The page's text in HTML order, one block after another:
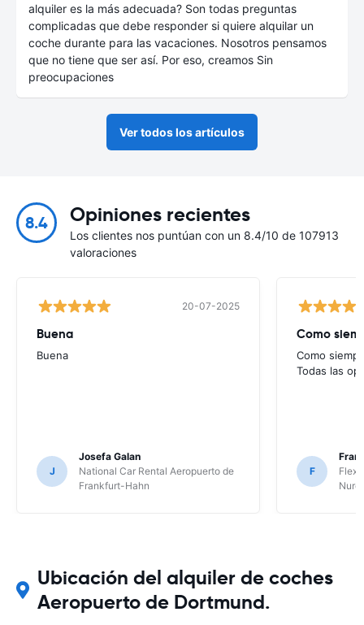
alquiler es la más adecuada? Son todas preguntas
complicadas que debe responder si quiere alquilar un
coche durante para las vacaciones. Nosotros pensamos
que no tiene que ser así. Por eso, creamos Sin
preocupaciones
Ver todos los artículos
8.4 Opiniones recientes
Los clientes nos puntúan con un 8.4/10 de 107913
valoraciones
20-07-2025
Buena
Buena
J
Josefa Galan
National Car Rental Aeropuerto de
Frankfurt-Hahn
Como
Como
Todas las
F
Flex
Ubicación del alquiler de coches
Aeropuerto de Dortmund.